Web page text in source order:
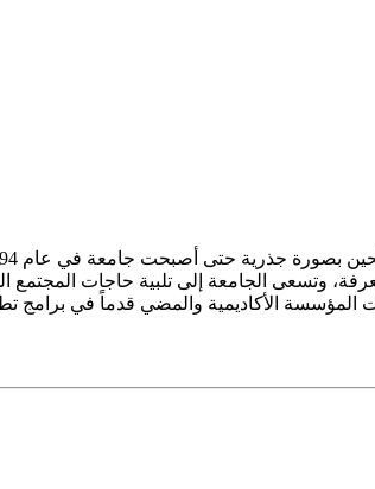
وتسعى الجامعة إلى تلبية حاجات المجتمع
المؤسسة الأكاديمية والمضي قدماً في برامج